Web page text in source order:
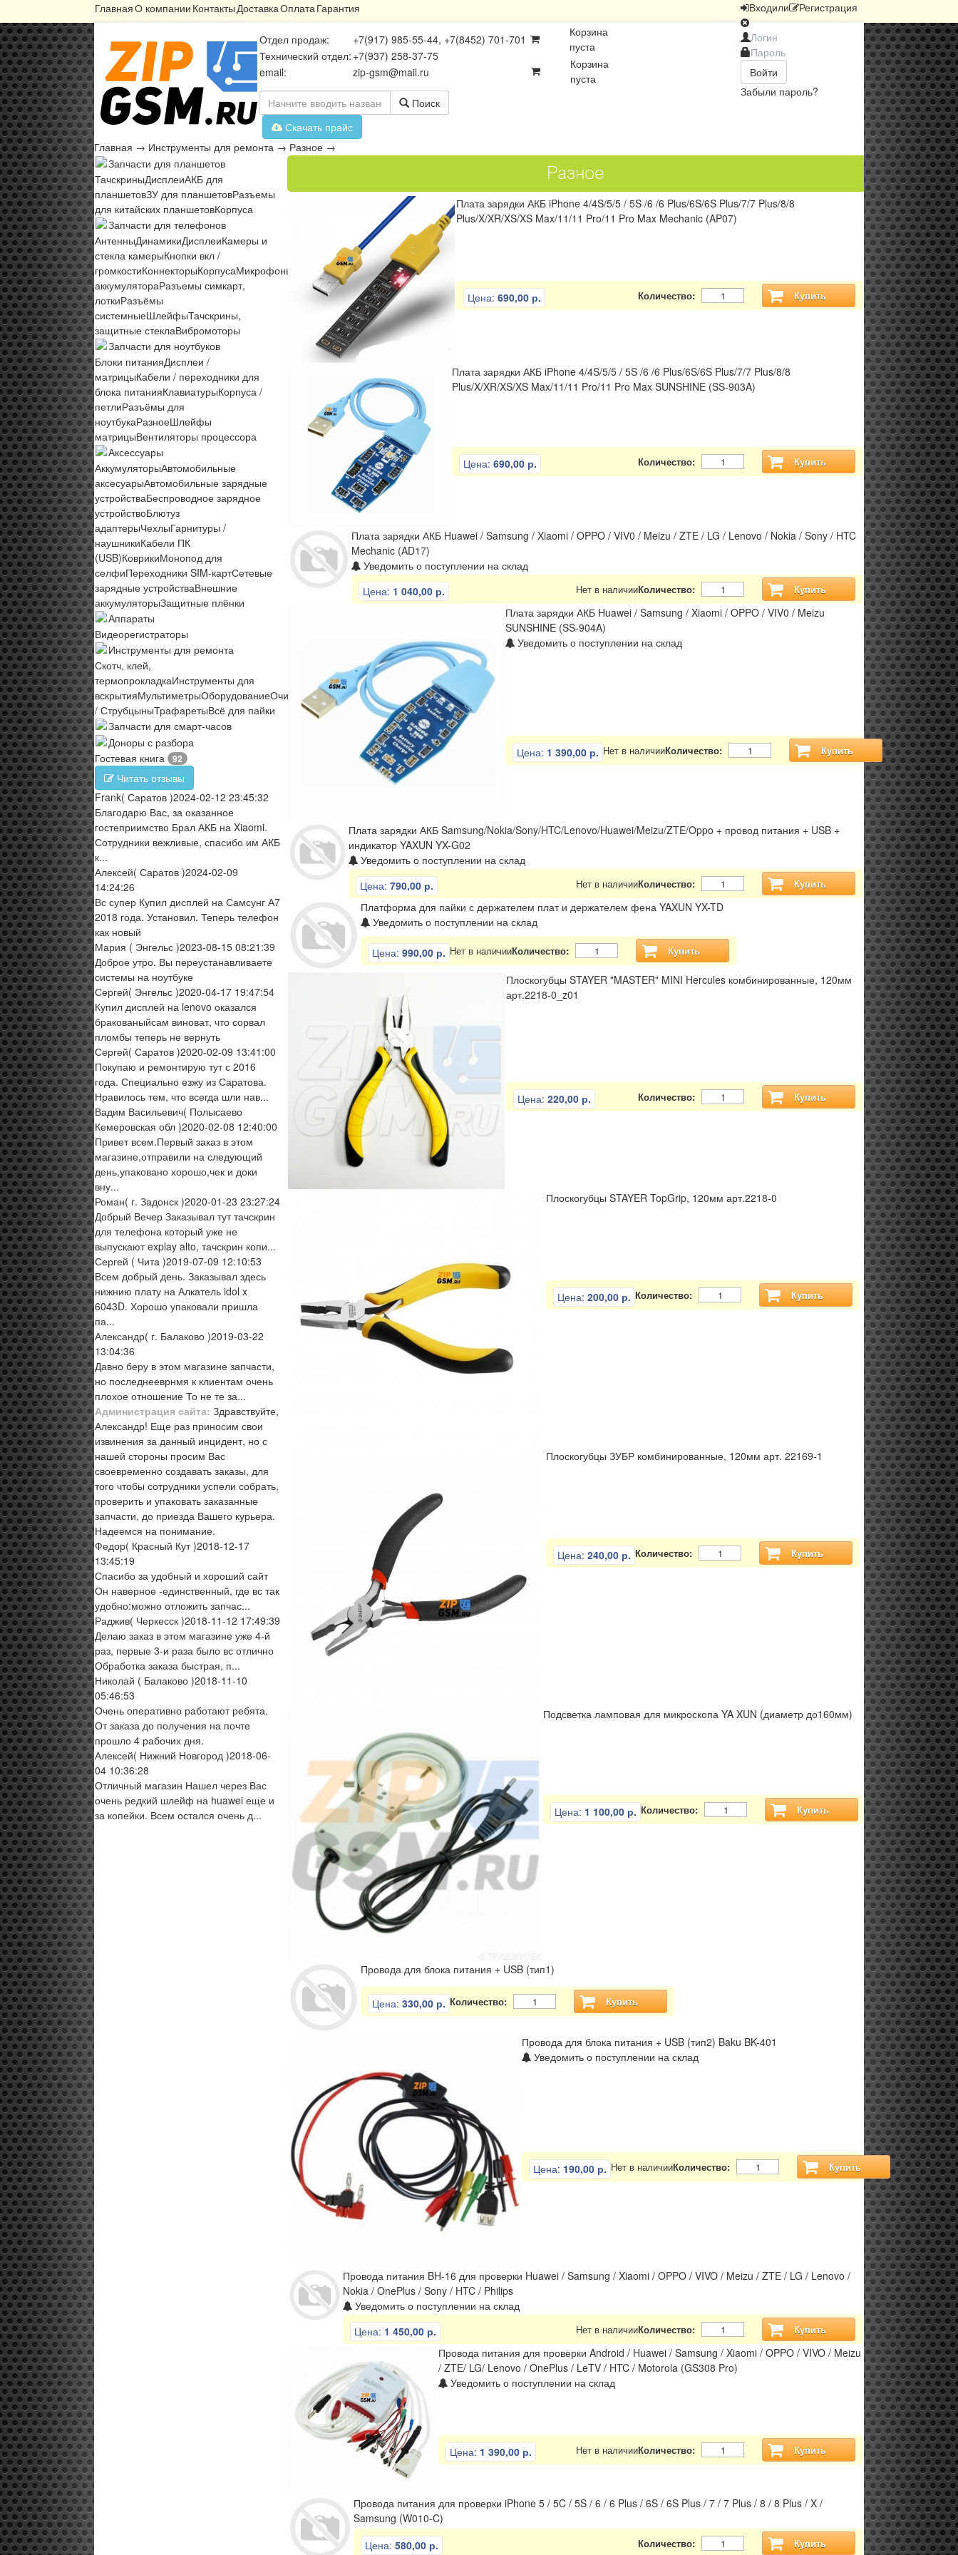
ГлавнаяО компании КонтактыДоставкаОплатаГарантия Входили Регистрация
Войти
Забыли пароль?
Отдел продаж:
+7(917) 985-55-44, +7(8452) 701-701
Технический отдел: +7(937) 258-37-75
email:
zip-gsm@mail.ru
Корзина
пуста
Корзина
пуста
Поиск
Скачать прайс
Главная → Инструменты для ремонта → Разное →
Запчасти для планшетов
ТачскриныДисплеиАКБ для
планшетовЗУ для планшетовРазъемы
для китайских планшетовКорпуса
Запчасти для телефонов
АнтенныДинамикиДисплеиКамеры и
стекла камерыКнопки вкл /
громкостиКоннекторыКорпусаМикрофоны МикросхемыПлатыРазъёмы
аккумулятораРазъемы симкарт,
лоткиРазъёмы
системныеШлейфыТачскрины,
защитные стеклаВибромоторы
Запчасти для ноутбуков
Блоки питанияДисплеи /
матрицыКабели / переходники для
блока питанияКлавиатурыКорпуса /
петлиРазъёмы для
ноутбукаРазноеШлейфы
матрицыВентиляторы процессора
Аксессуары
АккумуляторыАвтомобильные
аксесуарыАвтомобильные зарядные
устройстваБеспроводное зарядное
устройствоБлютуз
адаптерыЧехлыГарнитуры /
наушникиКабели ПК
(USB)КоврикиМонопод для
селфиПереходники SIM-картСетевые
зарядные устройстваВнешние
аккумуляторыЗащитные плёнки
Аппараты
Видеорегистраторы
Инструменты для ремонта
Скотч, клей,
термопрокладкаИнструменты для
вскрытияМультиметрыОборудованиеОчистителиОтверткиПинцеты РазноеТиски
/ СтрубцыныТрафаретыВсё для пайки
Запчасти для смарт-часов
Доноры с разбора
Гостевая книга
92
Читать отзывы
Frank( Саратов )2024-02-12 23:45:32
Благодарю Вас, за оказанное
гостеприимство Брал АКБ на Xiaomi.
Сотрудники вежливые, спасибо им АКБ
к...
Алексей( Саратов )2024-02-09
14:24:26
Вс супер Купил дисплей на Самсунг А7
2018 года. Установил. Теперь телефон
как новый
Мария ( Энгельс )2023-08-15 08:21:39
Доброе утро. Вы переустанавливаете
системы на ноутбуке
Сергей( Энгельс )2020-04-17 19:47:54
Купил дисплей на lenovo оказался
бракованыйсам виноват, что сорвал
пломбы теперь не вернуть
Сергей( Саратов )2020-02-09 13:41:00
Покупаю и ремонтирую тут с 2016
года. Специально езжу из Саратова.
Нравилось тем, что всегда шли нав...
Вадим Васильевич( Полысаево
Кемеровская обл )2020-02-08 12:40:00
Привет всем.Первый заказ в этом
магазине,отправили на следующий
день,упаковано хорошо,чек и доки
вну...
Роман( г. Задонск )2020-01-23 23:27:24
Добрый Вечер Заказывал тут тачскрин
для телефона который уже не
выпускают explay alto, тачскрин копи...
Сергей ( Чита )2019-07-09 12:10:53
Всем добрый день. Заказывал здесь
нижнию плату на Алкатель idol x
6043D. Хорошо упаковали пришла
па...
Александр( г. Балаково )2019-03-22
13:04:36
Давно беру в этом магазине запчасти,
но последнееврнмя к клиентам очень
плохое отношение То не те за...
Администрация сайта: Здравствуйте,
Александр! Еще раз приносим свои
извинения за данный инцидент, но с
нашей стороны просим Вас
своевременно создавать заказы, для
того чтобы сотрудники успели собрать,
проверить и упаковать заказанные
запчасти, до приезда Вашего курьера.
Надеемся на понимание.
Федор( Красный Кут )2018-12-17
13:45:19
Спасибо за удобный и хороший сайт
Он наверное -единственный, где вс так
удобно:можно отложить запчас...
Раджив( Черкесск )2018-11-12 17:49:39
Делаю заказ в этом магазине уже 4-й
раз, первые 3-и раза было вс отлично
Обработка заказа быстрая, п...
Николай ( Балаково )2018-11-10
05:46:53
Очень оперативно работают ребята.
От заказа до получения на почте
прошло 4 рабочих дня.
Алексей( Нижний Новгород )2018-06-
04 10:36:28
Отличный магазин Нашел через Вас
очень редкий шлейф на huawei еще и
за копейки. Всем остался очень д...
Разное
Плата зарядки АКБ iPhone 4/4S/5/5 / 5S /6 /6 Plus/6S/6S Plus/7/7 Plus/8/8
Plus/X/XR/XS/XS Max/11/11 Pro/11 Pro Max Mechanic (AP07)
Цена: 690,00 р. Количество: Купить
Плата зарядки АКБ iPhone 4/4S/5/5 / 5S /6 /6 Plus/6S/6S Plus/7/7 Plus/8/8
Plus/X/XR/XS/XS Max/11/11 Pro/11 Pro Max SUNSHINE (SS-903A)
Цена: 690,00 р. Количество: Купить
Плата зарядки АКБ Huawei / Samsung / Xiaomi / OPPO / VIV0 / Meizu / ZTE / LG / Lenovo / Nokia / Sony / HTC
Mechanic (AD17)
Уведомить о поступлении на склад
Цена: 1 040,00 р. Нет в наличииКоличество: Купить
Плата зарядки АКБ Huawei / Samsung / Xiaomi / OPPO / VIV0 / Meizu
SUNSHINE (SS-904A)
Уведомить о поступлении на склад
Цена: 1 390,00 р. Нет в наличииКоличество: Купить
Плата зарядки АКБ Samsung/Nokia/Sony/HTC/Lenovo/Huawei/Meizu/ZTE/Oppo + провод питания + USB +
индикатор YAXUN YX-G02
Уведомить о поступлении на склад
Цена: 790,00 р. Нет в наличииКоличество: Купить
Платформа для пайки с держателем плат и держателем фена YAXUN YX-TD
Уведомить о поступлении на склад
Цена: 990,00 р. Нет в наличииКоличество: Купить
Плоскогубцы STAYER "MASTER" MINI Hercules комбинированные, 120мм
арт.2218-0_z01
Цена: 220,00 р. Количество: Купить
Плоскогубцы STAYER TopGrip, 120мм арт.2218-0
Цена: 200,00 р. Количество: Купить
Плоскогубцы ЗУБР комбинированные, 120мм арт. 22169-1
Цена: 240,00 р. Количество: Купить
Подсветка ламповая для микроскопа YA XUN (диаметр до160мм)
Цена: 1 100,00 р. Количество: Купить
Провода для блока питания + USB (тип1)
Цена: 330,00 р. Количество: Купить
Провода для блока питания + USB (тип2) Baku BK-401
Уведомить о поступлении на склад
Цена: 190,00 р. Нет в наличииКоличество: Купить
Провода питания BH-16 для проверки Huawei / Samsung / Xiaomi / OPPO / VIVO / Meizu / ZTE / LG / Lenovo /
Nokia / OnePlus / Sony / HTC / Philips
Уведомить о поступлении на склад
Цена: 1 450,00 р. Нет в наличииКоличество: Купить
Провода питания для проверки Android / Huawei / Samsung / Xiaomi / OPPO / VIVO / Meizu
/ ZTE/ LG/ Lenovo / OnePlus / LeTV / HTC / Motorola (GS308 Pro)
Уведомить о поступлении на склад
Цена: 1 390,00 р. Нет в наличииКоличество: Купить
Провода питания для проверки iPhone 5 / 5C / 5S / 6 / 6 Plus / 6S / 6S Plus / 7 / 7 Plus / 8 / 8 Plus / X /
Samsung (W010-C)
Цена: 580,00 р. Количество: Купить